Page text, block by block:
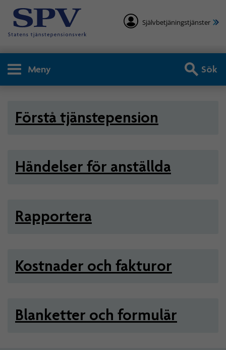
Självbetjäningstjänster
Meny Sök
Arbetsgivare - Statlig
Förstå tjänstepension
Händelser för anställda
Rapportera
Kostnader och fakturor
Blanketter och formulär